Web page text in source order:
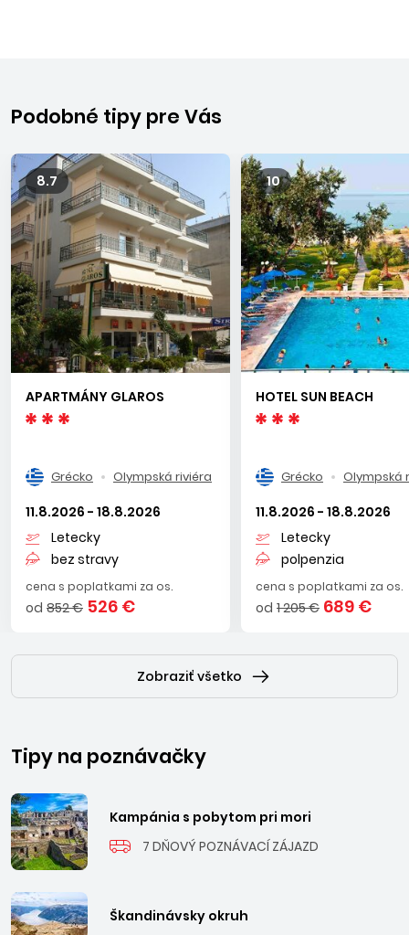
Podobné tipy pre Vás
8.7
APARTMÁNY GLAROS
Grécko Olympská riviéra
11.8.2026 - 18.8.2026
Letecky
bez stravy
cena s poplatkami za os.
od 852 € 526 €
10
HOTEL SUN BEACH
Grécko Olympská
11.8.2026 - 18.8.2026
Letecky
polpenzia
cena s poplatkami za os.
od 1 205 € 689 €
Zobraziť všetko
Tipy na poznávačky
Kampánia s pobytom pri mori
7 DŇOVÝ POZNÁVACÍ ZÁJAZD
Škandinávsky okruh